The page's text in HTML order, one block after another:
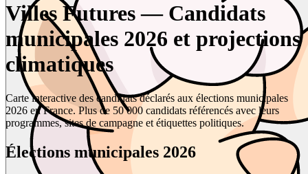
Villes Futures — Candidats
municipales 2026 et projections
climatiques
Carte interactive des candidats déclarés aux élections municipales
2026 en France. Plus de 50 000 candidats référencés avec leurs
programmes, sites de campagne et étiquettes politiques.
Élections municipales 2026